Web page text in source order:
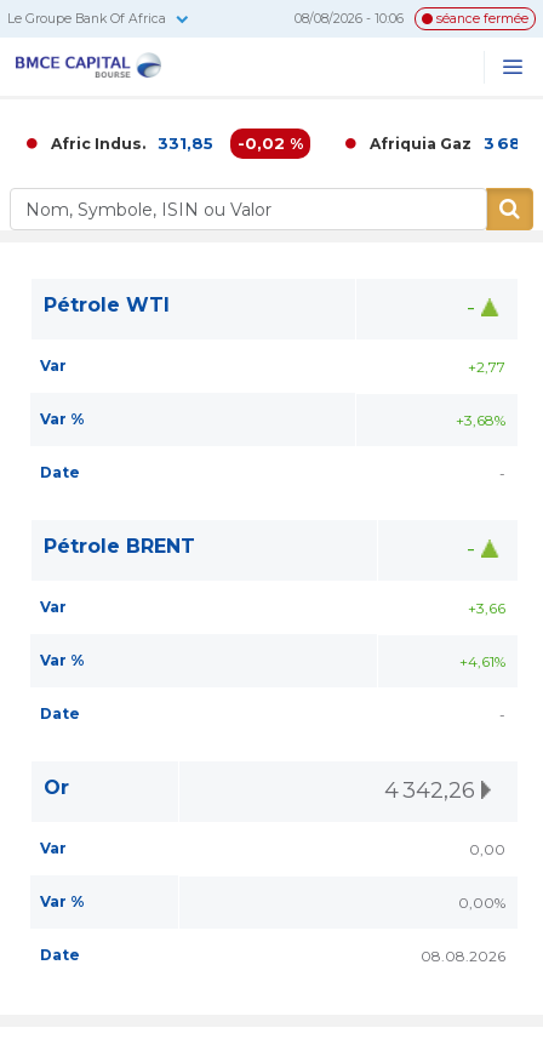
Le Groupe Bank Of Africa 08/08/2026 - 10:06 séance fermée
Afric Indus. 331,85 -0,02 % Afriquia Gaz 3
Pétrole WTI -
Var +2,77
Var % +3,68%
Date -
Pétrole BRENT -
Var +3,66
Var % +4,61%
Date -
Or 4 342,26
Var 0,00
Var % 0,00%
Date 08.08.2026